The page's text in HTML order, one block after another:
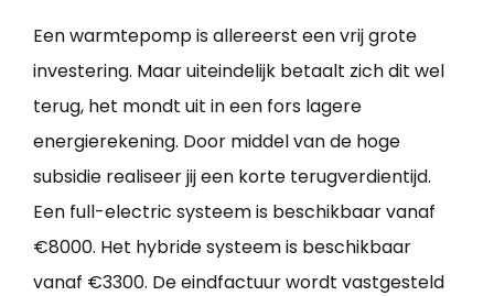
Een warmtepomp is allereerst een vrij grote
investering. Maar uiteindelijk betaalt zich dit wel
terug, het mondt uit in een fors lagere
energierekening. Door middel van de hoge
subsidie realiseer jij een korte terugverdientijd.
Een full-electric systeem is beschikbaar vanaf
€8000. Het hybride systeem is beschikbaar
vanaf €3300. De eindfactuur wordt vastgesteld